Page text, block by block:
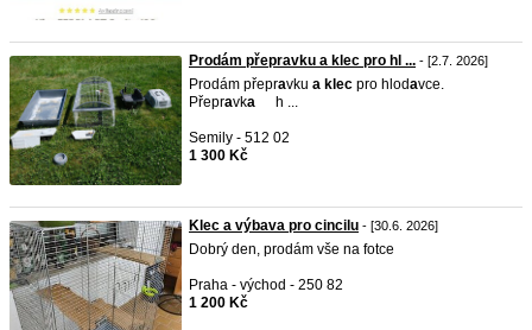
Prodám přepravku a klec pro hl ... - [2.7. 2026]
Prodám přepravku a klec pro hlodavce.
Přepravka h ...
Semily - 512 02
1 300 Kč
Klec a výbava pro cincilu - [30.6. 2026]
Dobrý den, prodám vše na fotce
Praha - východ - 250 82
1 200 Kč